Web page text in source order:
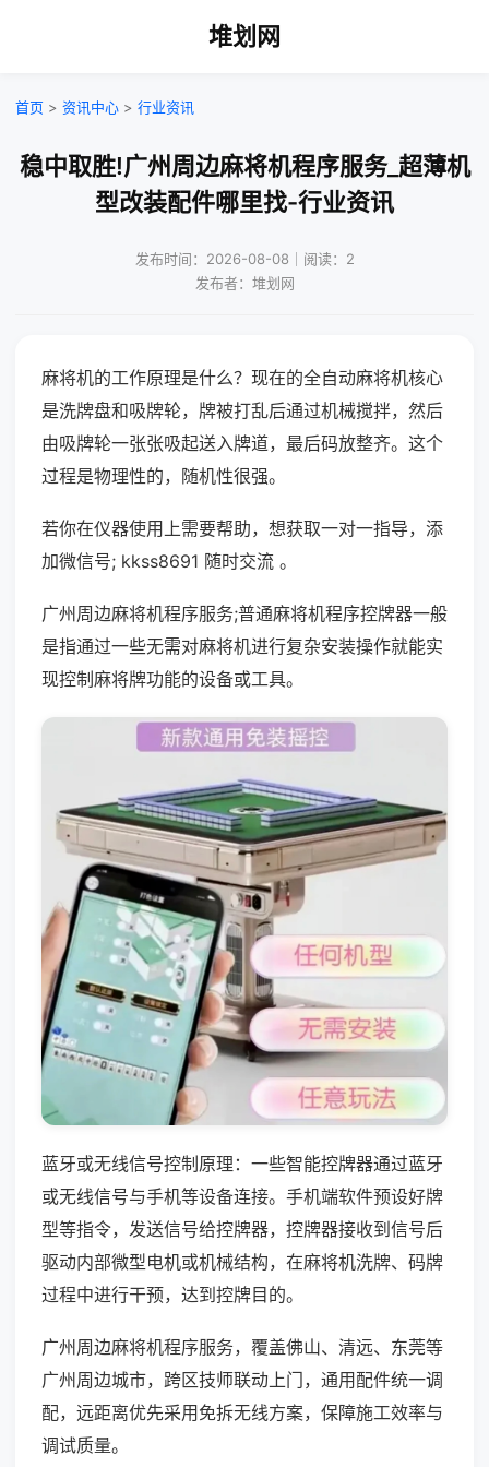
堆划网
首页 > 资讯中心 > 行业资讯
稳中取胜!广州周边麻将机程序服务_超薄机
型改装配件哪里找-行业资讯
发布时间：2026-08-08｜阅读：2
发布者：堆划网
麻将机的工作原理是什么？现在的全自动麻将机核心
是洗牌盘和吸牌轮，牌被打乱后通过机械搅拌，然后
由吸牌轮一张张吸起送入牌道，最后码放整齐。这个
过程是物理性的，随机性很强。
若你在仪器使用上需要帮助，想获取一对一指导，添
加微信号; kkss8691 随时交流 。
广州周边麻将机程序服务;普通麻将机程序控牌器一般
是指通过一些无需对麻将机进行复杂安装操作就能实
现控制麻将牌功能的设备或工具。
蓝牙或无线信号控制原理：一些智能控牌器通过蓝牙
或无线信号与手机等设备连接。手机端软件预设好牌
型等指令，发送信号给控牌器，控牌器接收到信号后
驱动内部微型电机或机械结构，在麻将机洗牌、码牌
过程中进行干预，达到控牌目的。
广州周边麻将机程序服务，覆盖佛山、清远、东莞等
广州周边城市，跨区技师联动上门，通用配件统一调
配，远距离优先采用免拆无线方案，保障施工效率与
调试质量。